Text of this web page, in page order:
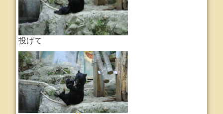
投げて